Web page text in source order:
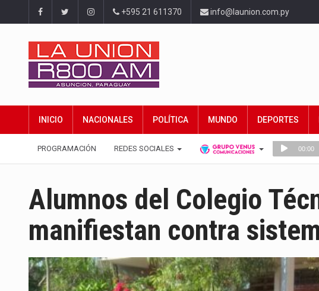
+595 21 611370 info@launion.com.py
INICIO NACIONALES POLÍTICA MUNDO DEPORTES
PROGRAMACIÓN REDES SOCIALES
Alumnos del Colegio
manifiestan contra